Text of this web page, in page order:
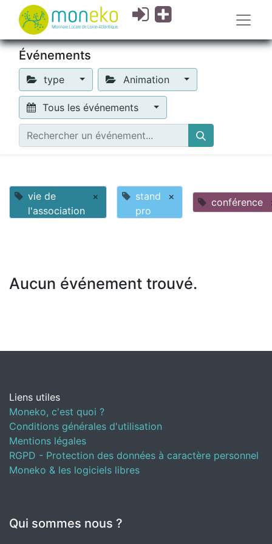
Événements
type Animation
Tous les événements
vie de
l'association
×
stand
pro
× conférence
Aucun événement trouvé.
Liens utiles
Moneko, c'est quoi ?
Conditions générales d'utilisation
Mentions légales
RGPD - Protection des données à caractère personnel
Moneko & les logiciels libres
Qui sommes nous ?